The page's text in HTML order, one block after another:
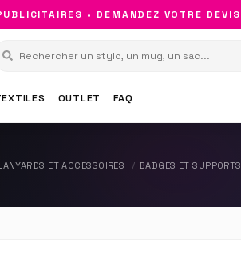
• DEMANDEZ VOTRE DEVIS •
OUTLET FAQ
ET ACCESSOIRES BADGES ET SUPPORTS